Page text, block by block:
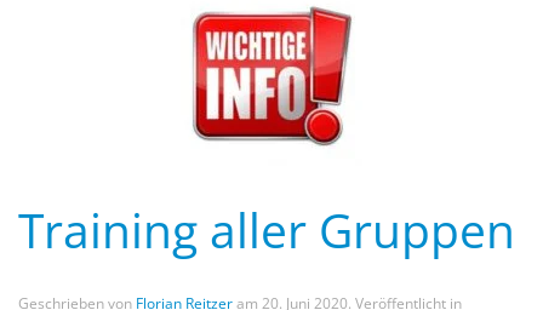
Training aller Gruppen
Geschrieben von Florian Reitzeram 20. Juni 2020. Veröffentlicht in